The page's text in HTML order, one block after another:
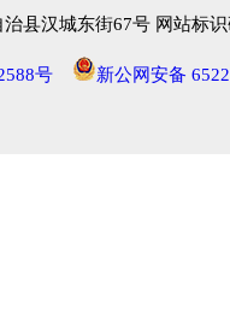
县汉城东街67号 网站标
号 新公网安备